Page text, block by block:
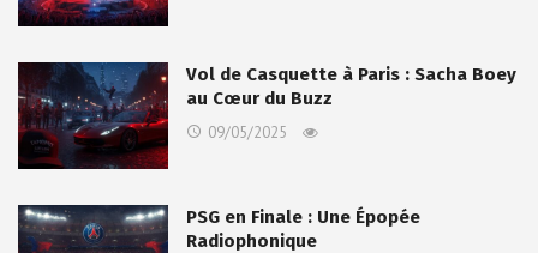
Vol de Casquette à Paris : Sacha Boey
au Cœur du Buzz
09/05/2025
PSG en Finale : Une Épopée
Radiophonique